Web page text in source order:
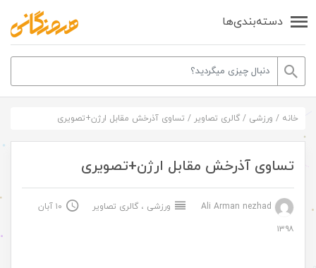
دسته‌بندی‌ها
خانه / ورزشی / گالری تصاویر / تساوی آذرخش مقابل ارژن+تصویری
تساوی آذرخش مقابل ارژن+تصویری
ورزشی ، گالری تصاویر
۱۰ آبان
۱۳۹۸